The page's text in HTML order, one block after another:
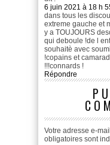
6 juin 2021 à 18 h
dans tous les
extreme gauche et
y a TOUJOURS
qui deboule !de l
souhaitè avec
!copains et
!!!connards !
Répondre
Votre adresse e-
obligatoires sont